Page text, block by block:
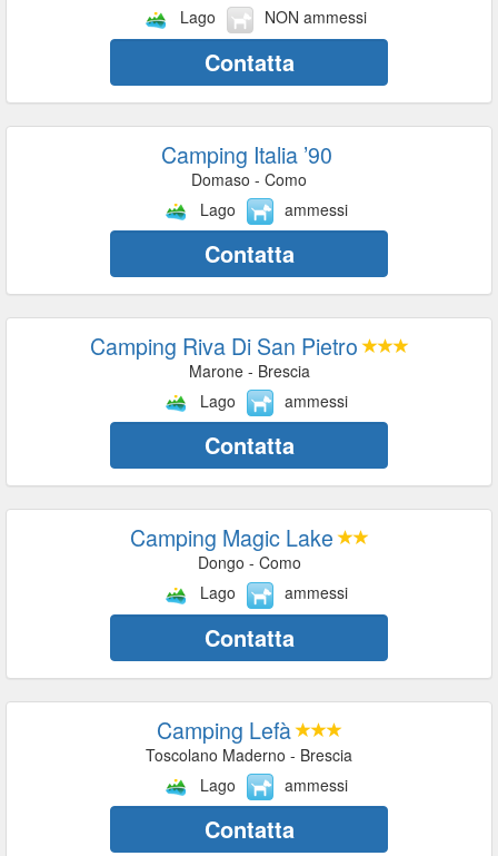
Lago
NON ammessi
Contatta
Camping Italia ’90
Domaso - Como
Lago
ammessi
Contatta
Camping Riva Di San Pietro
Marone - Brescia
Lago
ammessi
Contatta
Camping Magic Lake
Dongo - Como
Lago
ammessi
Contatta
Camping Lefà
Toscolano Maderno - Brescia
Lago
ammessi
Contatta